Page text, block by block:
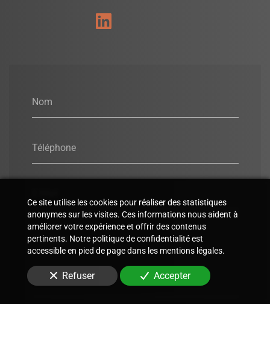
Nom
Téléphone
Message
Ce site utilise les cookies pour réaliser des statistiques
anonymes sur les visites. Ces informations nous aident à
améliorer votre expérience et offrir des contenus
pertinents. Notre politique de confidentialité est
accessible en pied de page dans les mentions légales.
Refuser Accepter